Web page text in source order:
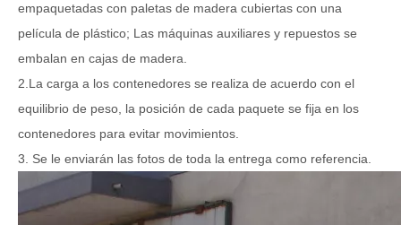
empaquetadas con paletas de madera cubiertas con una
película de plástico; Las máquinas auxiliares y repuestos se
embalan en cajas de madera.
2.La carga a los contenedores se realiza de acuerdo con el
equilibrio de peso, la posición de cada paquete se fija en los
contenedores para evitar movimientos.
3. Se le enviarán las fotos de toda la entrega como referencia.